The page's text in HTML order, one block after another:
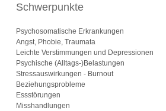
Schwerpunkte
Psychosomatische Erkrankungen
Angst, Phobie, Traumata
Leichte Verstimmungen und Depressionen
Psychische (Alltags-)Belastungen
Stressauswirkungen - Burnout
Beziehungsprobleme
Essstörungen
Misshandlungen